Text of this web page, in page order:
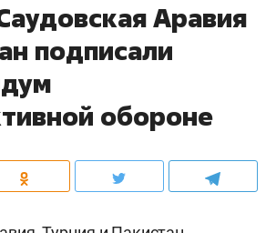
Аравия
подписали
обороне